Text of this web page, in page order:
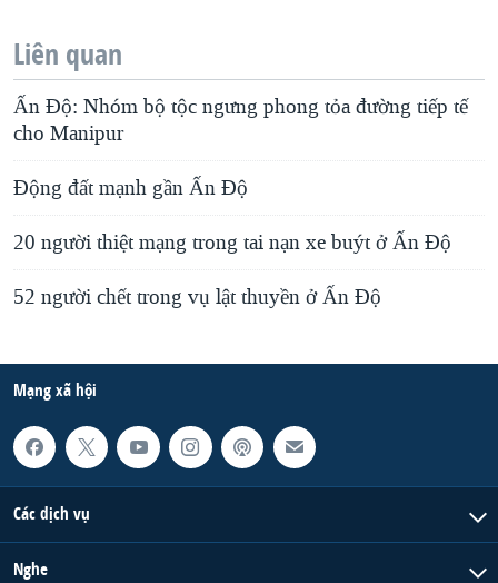
Liên quan
Ấn Ðộ: Nhóm bộ tộc ngưng phong tỏa đường tiếp tế
cho Manipur
Động đất mạnh gần Ấn Độ
20 người thiệt mạng trong tai nạn xe buýt ở Ấn Độ
52 người chết trong vụ lật thuyền ở Ấn Độ
Mạng xã hội
Các dịch vụ
Nghe